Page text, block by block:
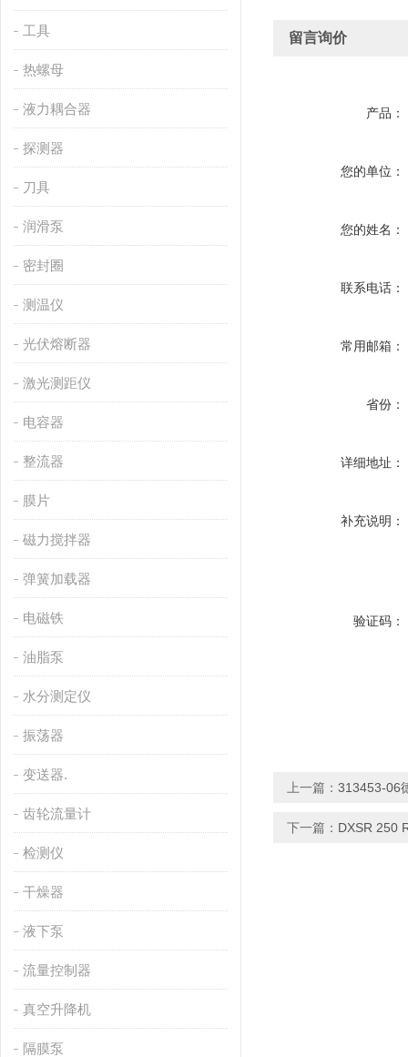
工具
热螺母
液力耦合器
探测器
刀具
润滑泵
密封圈
测温仪
光伏熔断器
激光测距仪
电容器
整流器
膜片
磁力搅拌器
弹簧加载器
电磁铁
油脂泵
水分测定仪
振荡器
变送器.
齿轮流量计
检测仪
干燥器
液下泵
流量控制器
真空升降机
隔膜泵
留言询价
产品：
您的单位：
您的姓名：
联系电话：
常用邮箱：
省份：
详细地址：
补充说明：
验证码：
上一篇： 313453-06
下一篇： DXSR 250